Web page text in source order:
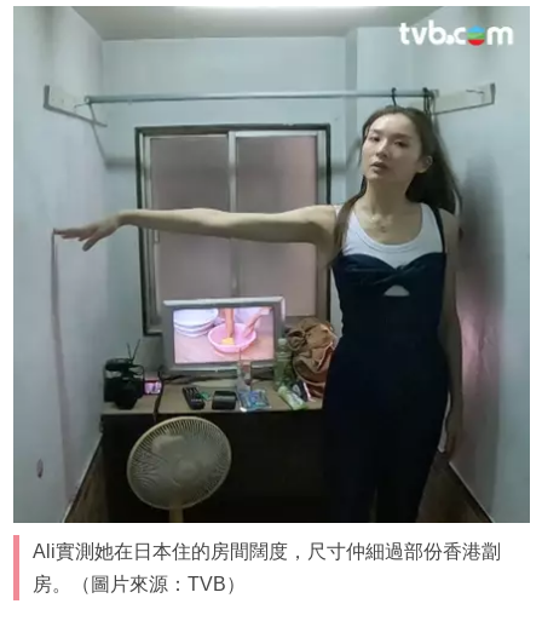
Ali實測她在日本住的房間闊度，尺寸仲細過部份香港劏
房。（圖片來源：TVB）